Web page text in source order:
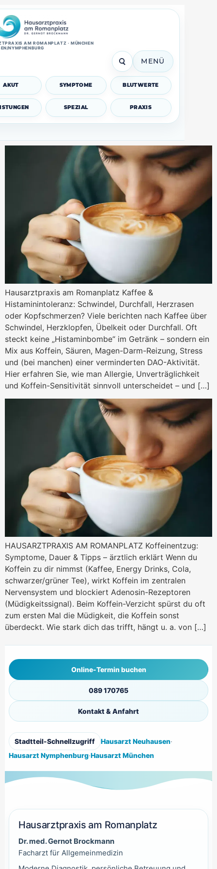
AM ROMANPLATZ · MÜNCHEN
NYMPHENBURG
AKUT SYMPTOME BLUTWERTE
SPEZIAL PRAXIS
MENÜ
Kaffee Histamin:
Hausarztpraxis am Romanplatz Kaffee &
Histaminintoleranz: Schwindel, Durchfall, Herzrasen
oder Kopfschmerzen? Viele berichten nach Kaffee über
Schwindel, Herzklopfen, Übelkeit oder Durchfall. Oft
steckt keine „Histaminbombe“ im Getränk – sondern ein
Mix aus Koffein, Säuren, Magen-Darm-Reizung, Stress
und (bei manchen) einer verminderten DAO-Aktivität.
Hier erfahren Sie, wie man Allergie, Unverträglichkeit
und Koffein-Sensitivität sinnvoll unterscheidet – und […]
Koffeinentzug: Dauer,
HAUSARZTPRAXIS AM ROMANPLATZ Koffeinentzug:
Symptome, Dauer & Tipps – ärztlich erklärt Wenn du
Koffein zu dir nimmst (Kaffee, Energy Drinks, Cola,
schwarzer/grüner Tee), wirkt Koffein im zentralen
Nervensystem und blockiert Adenosin-Rezeptoren
(Müdigkeitssignal). Beim Koffein-Verzicht spürst du oft
zum ersten Mal die Müdigkeit, die Koffein sonst
überdeckt. Wie stark dich das trifft, hängt u. a. von […]
Online-Termin buchen
089 170765
Kontakt & Anfahrt
Stadtteil-Schnellzugriff Hausarzt Neuhausen·
Hausarzt Nymphenburg·Hausarzt München
Hausarztpraxis am Romanplatz
Dr. med. Gernot Brockmann
Facharzt für Allgemeinmedizin